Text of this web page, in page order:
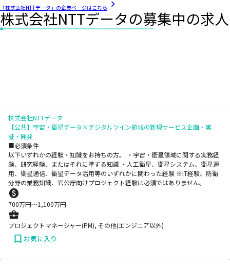
「株式会社NTTデータ」の企業ページはこちら
株式会社NTTデータの募集中の求人
株式会社NTTデータ
【公共】宇宙・衛星データ×デジタルツイン領域の新規サービス企画・実
証・開発
■必須条件
以下いずれかの経験・知識をお持ちの方。 ・宇宙・衛星領域に関する実務経
験、研究経験、またはそれに準ずる知識 ・人工衛星、衛星システム、衛星運
用、衛星通信、衛星データ活用等のいずれかに関わった経験 ※IT経験、防衛
分野の業務知識、官公庁向けプロジェクト経験は必須ではありません。
700万円〜1,100万円
プロジェクトマネージャー(PM), その他(エンジニア以外)
お気に入り